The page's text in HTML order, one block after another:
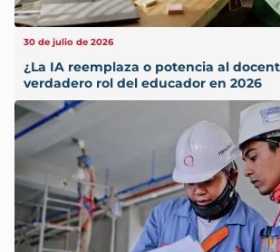
30 de julio de 2026
¿La IA reemplaza o potencia al
verdadero rol del educador en 2026